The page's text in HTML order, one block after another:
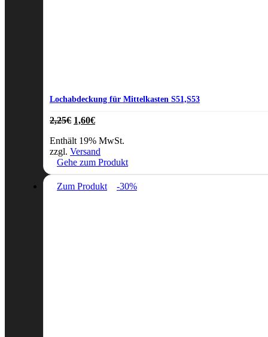
Lochabdeckung für Mittelkasten S51,S53
2,25€ Ursprünglicher
war:
2,25€
1,60€Aktueller
ist:
1,60€.
Enthält 19% MwSt.
zzgl. Versand
Gehe zum Produkt
Zum Produkt -30%